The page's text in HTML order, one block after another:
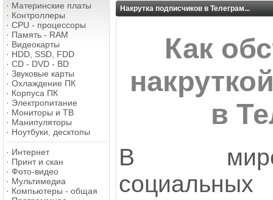
· Материнские платы
· Контроллеры
· CPU - процессоры
· Память - RAM
· Видеокарты
· HDD, SSD, FDD
· CD - DVD - BD
· Звуковые карты
· Охлаждение ПК
· Корпуса ПК
· Электропитание
· Мониторы и ТВ
· Манипуляторы
· Ноутбуки, десктопы
· Интернет
· Принт и скан
· Фото-видео
· Мультимедиа
· Компьютеры - общая
Накрутка подписчиков в Телеграм...
Как
в
В
социальных